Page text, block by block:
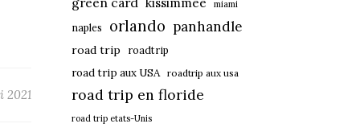
2021
miami
naples orlando panhandle
road trip roadtrip
road trip aux USA roadtrip aux usa
road trip en floride
road trip etats-Unis